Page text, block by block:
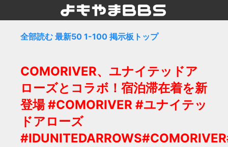
全部読む 最新50 1-100 掲示板トップ
COMORIVER、ユナイテッドア
ローズとコラボ！宿泊滞在着を新
登場 #COMORIVER #ユナイテッ
ドアローズ